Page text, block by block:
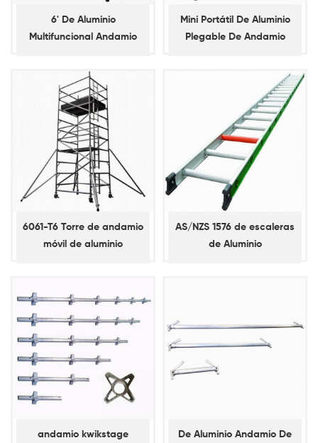
6' De Aluminio
Multifuncional Andamio
Mini Portátil De Aluminio
Plegable De Andamio
6061-T6 Torre de andamio
móvil de aluminio
AS/NZS 1576 de escaleras
de Aluminio
andamio kwikstage De Aluminio Andamio De